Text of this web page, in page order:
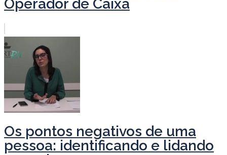
Operador de Caixa
Os pontos negativos de uma
pessoa: identificando e lidando